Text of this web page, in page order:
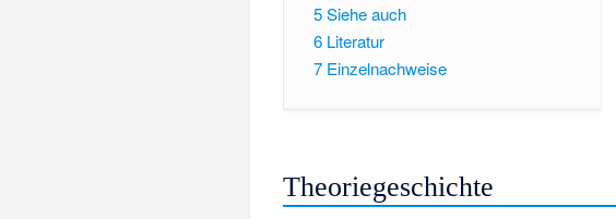
5Siehe auch
6 Literatur
7 Einzelnachweise
Theoriegeschichte